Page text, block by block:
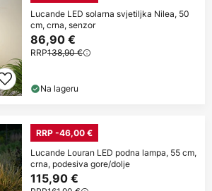
Lucande LED solarna svjetiljka Nilea, 50
cm, crna, senzor
86,90 €
RRP138,90 €
Na lageru
RRP -46,00 €
Lucande Louran LED podna lampa, 55 cm,
crna, podesiva gore/dolje
115,90 €